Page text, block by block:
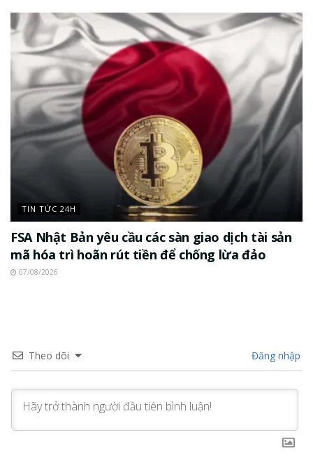
TIN TỨC 24H
FSA Nhật Bản yêu cầu các sàn giao dịch tài sản
mã hóa trì hoãn rút tiền để chống lừa đảo
07/08/2026
Theo dõi Đăng nhập